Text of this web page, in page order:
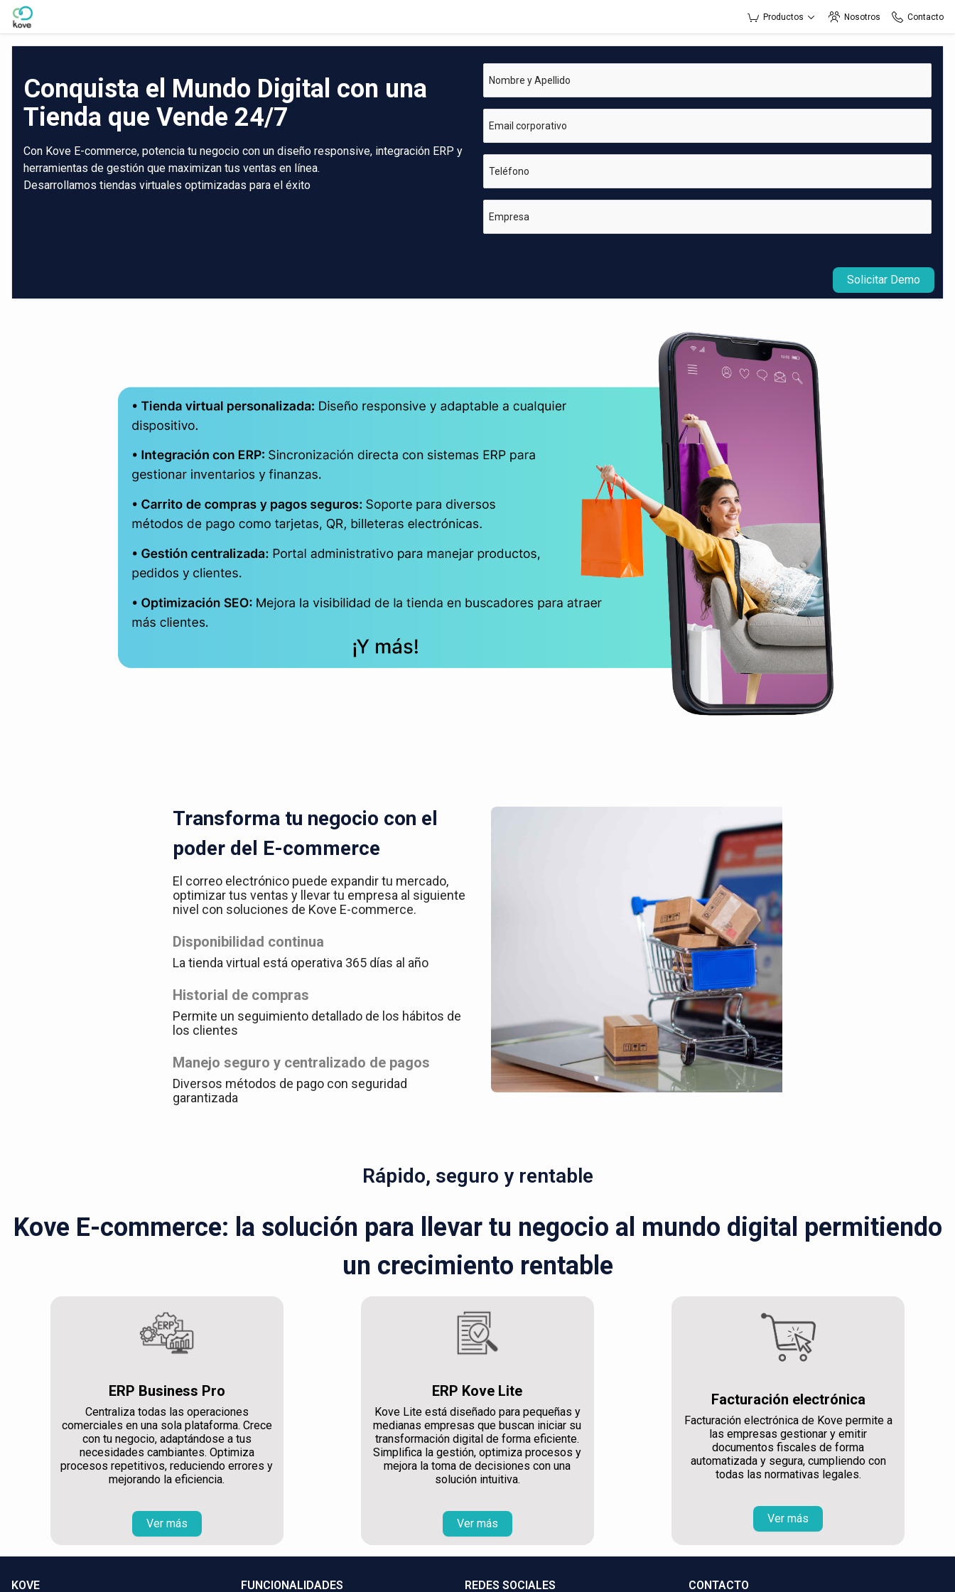
Skip to Main Content
Productos Nosotros Contacto
Conquista el Mundo Digital con una
Tienda que Vende 24/7
Con Kove E-commerce, potencia tu negocio con un diseño responsive, integración ERP y
herramientas de gestión que maximizan tus ventas en línea.
Desarrollamos tiendas virtuales optimizadas para el éxito
Nombre y Apellido
Email corporativo
Teléfono
Empresa
Solicitar Demo
Transforma tu negocio con el
poder del E-commerce
El correo electrónico puede expandir tu mercado,
optimizar tus ventas y llevar tu empresa al siguiente
nivel con soluciones de Kove E-commerce.
Disponibilidad continua
La tienda virtual está operativa 365 días al año
Historial de compras
Permite un seguimiento detallado de los hábitos de
los clientes
Manejo seguro y centralizado de pagos
Diversos métodos de pago con seguridad
garantizada
Rápido, seguro y rentable
Kove E-commerce: la solución para llevar tu negocio al mundo digital permitiendo
un crecimiento rentable
ERP Business Pro
Centraliza todas las operaciones
comerciales en una sola plataforma. Crece
con tu negocio, adaptándose a tus
necesidades cambiantes. Optimiza
procesos repetitivos, reduciendo errores y
mejorando la eficiencia.
Ver más
ERP Kove Lite
Kove Lite está diseñado para pequeñas y
medianas empresas que buscan iniciar su
transformación digital de forma eficiente.
Simplifica la gestión, optimiza procesos y
mejora la toma de decisiones con una
solución intuitiva.
Ver más
Facturación electrónica
Facturación electrónica de Kove permite a
las empresas gestionar y emitir
documentos fiscales de forma
automatizada y segura, cumpliendo con
todas las normativas legales.
Ver más
KOVE FUNCIONALIDADES REDES SOCIALES CONTACTO